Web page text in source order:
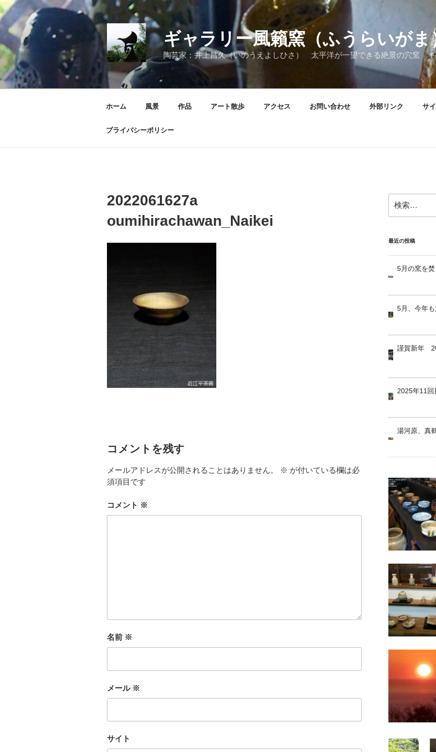
コ
ン
テ
ン
ツ
へ
ス
キ
ギャラリー風籟窯（ふうらいがま
陶芸家：井上昌久（いのうえよしひさ） 太平洋が一望できる絶景の穴窯
ホーム 風景 作品 アート散歩 アクセス お問い合わせ 外部リンク サ
プライバシーポリシー
2022061627a
oumihirachawan_Naikei
コメントを残す
メールアドレスが公開されることはありません。 ※ が付いている欄は必
須項目です
コメント ※
名前 ※
メール ※
サイト
索:
最近の投稿
5月の窯を
5月、今年
謹賀新年
2025年11回
湯河原、真